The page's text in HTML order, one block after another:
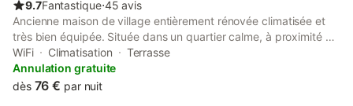
9.7Fantastique⋅45 avis
Ancienne maison de village entièrement rénovée climatisée et
très bien équipée. Située dans un quartier calme, à proximité de
commerces (épicerie, boucherie-traiteur, restaurants,…).
Habitation climatisée offrant un beau jardin de 200 m² clôturé
avec terrasse, pergola, salon de jardin, barbecue. Un parking
WiFi Climatisation
Terrasse
Annulation gratuite
dès 76 € par nuit